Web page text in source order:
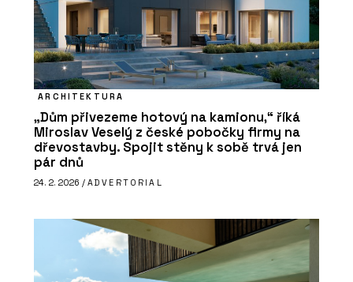
ARCHITEKTURA
„Dům přivezeme hotový na kamionu,“ říká
Miroslav Veselý z české pobočky firmy na
dřevostavby. Spojit stěny k sobě trvá jen
pár dnů
24. 2. 2026 / ADVERTORIAL